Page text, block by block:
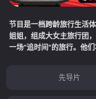
节目是一档跨龄旅行生活
姐姐，组成大女主旅行团
一场“追时间”的旅行。他
先导片